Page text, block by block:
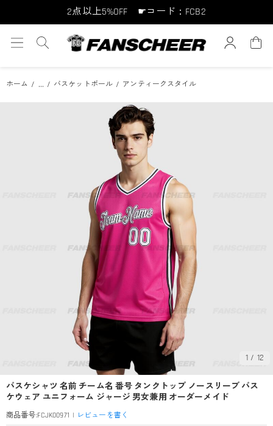
10点以上10%OFF ☛コード：FCB10
15点以上15%OFF ☛コード：FCB15
ホーム ... バスケットボール アンティークスタイル
1 / 12
バスケシャツ 名前 チーム名 番号 タンクトップ ノースリーブ バス
ケウェア ユニフォーム ジャージ 男女兼用 オーダーメイド
商品番号:FCJK00971 | レビューを書く